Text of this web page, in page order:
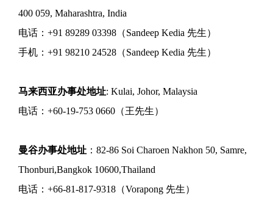
400 059, Maharashtra, India
电话：+91 89289 03398（Sandeep Kedia 先生）
手机：+91 98210 24528（Sandeep Kedia 先生）
马来西亚办事处地址: Kulai, Johor, Malaysia
电话：+60-19-753 0660（王先生）
曼谷办事处地址 ：82-86 Soi Charoen Nakhon 50, Samre,
Thonburi,Bangkok 10600,Thailand
电话：+66-81-817-9318（Vorapong 先生）